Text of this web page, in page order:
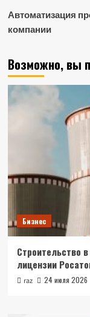
Автоматизация
компании
Возможно, вы
Бизнес
Строительство
лицензии
raz 24 июля 2026